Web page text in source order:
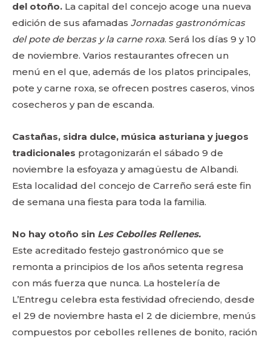
del otoño. La capital del concejo acoge una nueva
edición de sus afamadas Jornadas gastronómicas
del pote de berzas y la carne roxa. Será los días 9 y 10
de noviembre. Varios restaurantes ofrecen un
menú en el que, además de los platos principales,
pote y carne roxa, se ofrecen postres caseros, vinos
cosecheros y pan de escanda.
Castañas, sidra dulce, música asturiana y juegos
tradicionales protagonizarán el sábado 9 de
noviembre la esfoyaza y amagüestu de Albandi.
Esta localidad del concejo de Carreño será este fin
de semana una fiesta para toda la familia.
No hay otoño sin Les Cebolles Rellenes.
Este acreditado festejo gastronómico que se
remonta a principios de los años setenta regresa
con más fuerza que nunca. La hostelería de
L’Entregu celebra esta festividad ofreciendo, desde
el 29 de noviembre hasta el 2 de diciembre, menús
compuestos por cebolles rellenes de bonito, ración